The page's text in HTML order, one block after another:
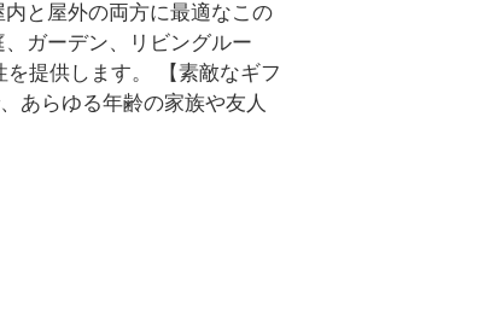
と屋外の両方に最適なこの
ガーデン、リビングルー
提供します。 【素敵なギフ
あらゆる年齢の家族や友人